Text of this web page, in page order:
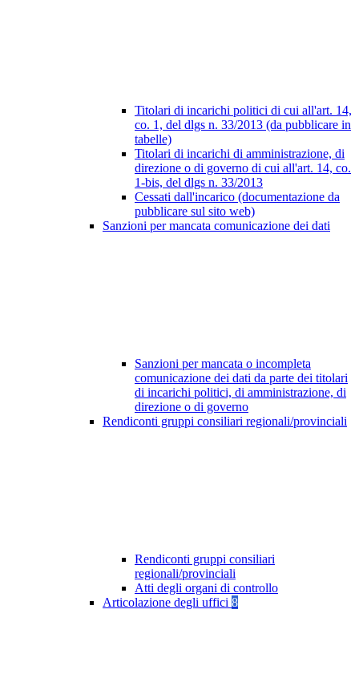
Titolari di incarichi politici di cui all'art. 14,
co. 1, del dlgs n. 33/2013 (da pubblicare in
tabelle)
Titolari di incarichi di amministrazione, di
direzione o di governo di cui all'art. 14, co.
1-bis, del dlgs n. 33/2013
Cessati dall'incarico (documentazione da
pubblicare sul sito web)
Sanzioni per mancata comunicazione dei dati
Sanzioni per mancata o incompleta
comunicazione dei dati da parte dei titolari
di incarichi politici, di amministrazione, di
direzione o di governo
Rendiconti gruppi consiliari regionali/provinciali
Rendiconti gruppi consiliari
regionali/provinciali
Atti degli organi di controllo
Articolazione degli uffici 8